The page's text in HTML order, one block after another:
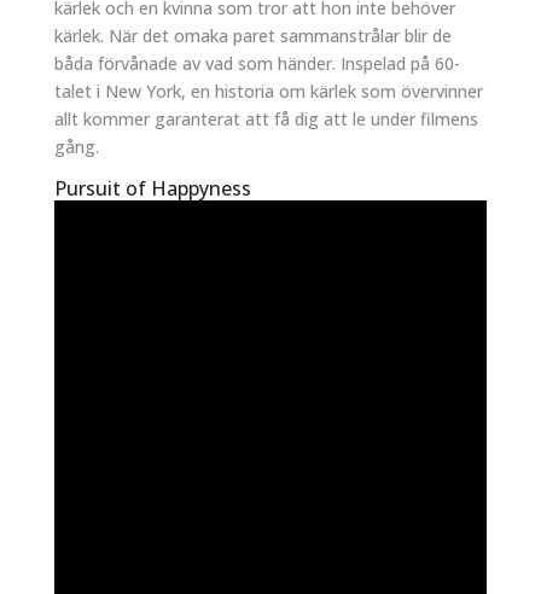
kärlek och en kvinna som tror att hon inte behöver
kärlek. När det omaka paret sammanstrålar blir de
båda förvånade av vad som händer. Inspelad på 60-
talet i New York, en historia om kärlek som övervinner
allt kommer garanterat att få dig att le under filmens
gång.
Pursuit of Happyness